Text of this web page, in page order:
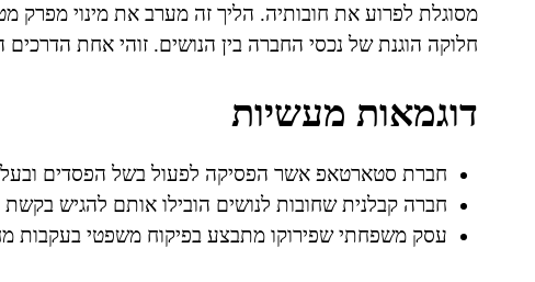
מסוגלת לפרוע את חובותיה. הליך זה מערב את מינוי
חלוקה הוגנת של נכסי החברה בין הנושים. זוהי אחת
דוגמאות מעשיות
חברת סטארטאפ אשר הפסיקה לפעול בשל הפסדים
חברה קבלנית שחובות לנושים הובילו אותם להגיש
עסק משפחתי שפירוקו מתבצע בפיקוח משפטי בעקבות